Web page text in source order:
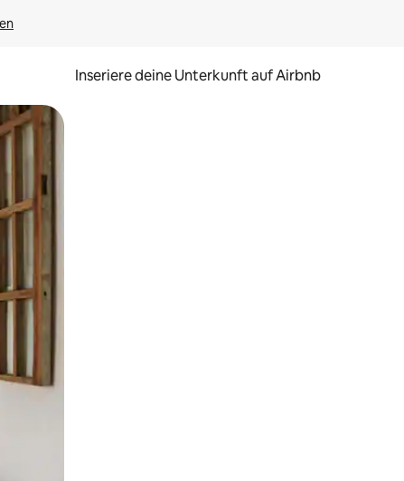
Inseriere deine Unterkunft auf Airbnb
oder Wischgesten.